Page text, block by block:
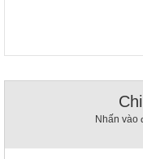
Nhấn vào